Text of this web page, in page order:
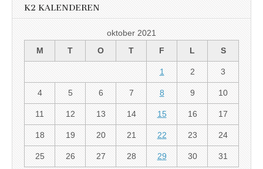
K2 KALENDEREN
oktober 2021
M
T O T F L S
1 2 3
4 5 6 7 8 9 10
11 12 13 14 15 16 17
18 19 20 21 22 23 24
25 26 27 28 29 30
31